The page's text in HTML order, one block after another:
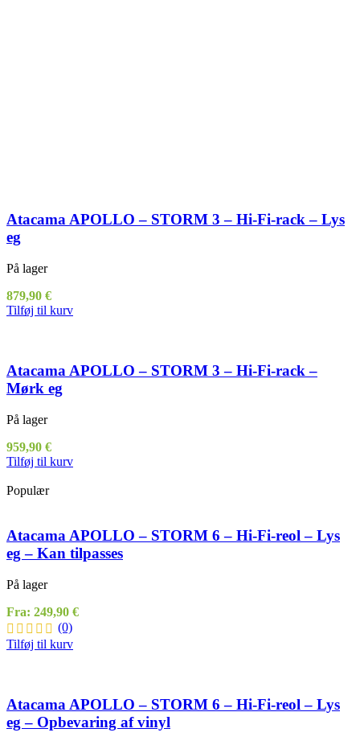
Atacama APOLLO – STORM 3 – Hi-Fi-rack – Lys
eg
På lager
879,90 €
Tilføj til kurv
Atacama APOLLO – STORM 3 – Hi-Fi-rack –
Mørk eg
På lager
959,90 €
Tilføj til kurv
Populær
Atacama APOLLO – STORM 6 – Hi-Fi-reol – Lys
eg – Kan tilpasses
På lager
Fra: 249,90 €
(0)
Tilføj til kurv
Atacama APOLLO – STORM 6 – Hi-Fi-reol – Lys
eg – Opbevaring af vinyl